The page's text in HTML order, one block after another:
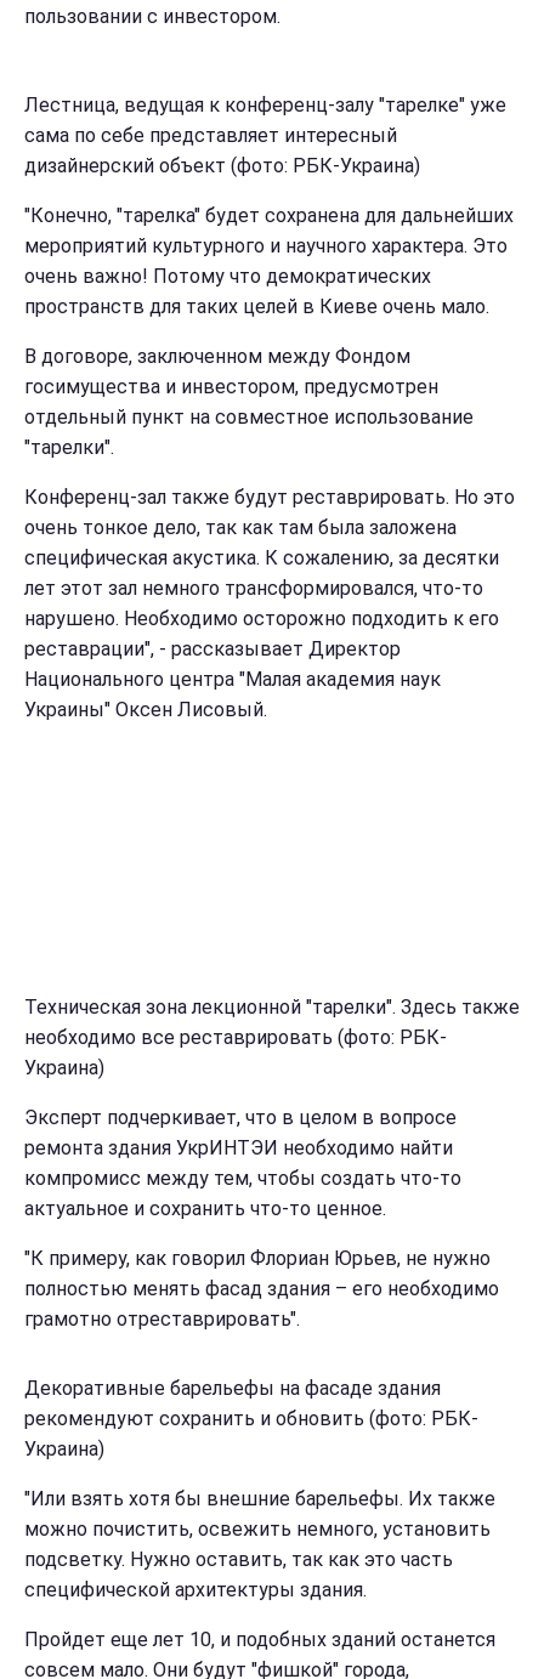
пользовании с инвестором.
Лестница, ведущая к конференц-залу "тарелке" уже
сама по себе представляет интересный
дизайнерский объект (фото: РБК-Украина)
"Конечно, "тарелка" будет сохранена для дальнейших
мероприятий культурного и научного характера. Это
очень важно! Потому что демократических
пространств для таких целей в Киеве очень мало.
В договоре, заключенном между Фондом
госимущества и инвестором, предусмотрен
отдельный пункт на совместное использование
"тарелки".
Конференц-зал также будут реставрировать. Но это
очень тонкое дело, так как там была заложена
специфическая акустика. К сожалению, за десятки
лет этот зал немного трансформировался, что-то
нарушено. Необходимо осторожно подходить к его
реставрации", - рассказывает Директор
Национального центра "Малая академия наук
Украины" Оксен Лисовый.
Техническая зона лекционной "тарелки". Здесь также
необходимо все реставрировать (фото: РБК-
Украина)
Эксперт подчеркивает, что в целом в вопросе
ремонта здания УкрИНТЭИ необходимо найти
компромисс между тем, чтобы создать что-то
актуальное и сохранить что-то ценное.
"К примеру, как говорил Флориан Юрьев, не нужно
полностью менять фасад здания – его необходимо
грамотно отреставрировать".
Декоративные барельефы на фасаде здания
рекомендуют сохранить и обновить (фото: РБК-
Украина)
"Или взять хотя бы внешние барельефы. Их также
можно почистить, освежить немного, установить
подсветку. Нужно оставить, так как это часть
специфической архитектуры здания.
Пройдет еще лет 10, и подобных зданий останется
совсем мало. Они будут "фишкой" города,